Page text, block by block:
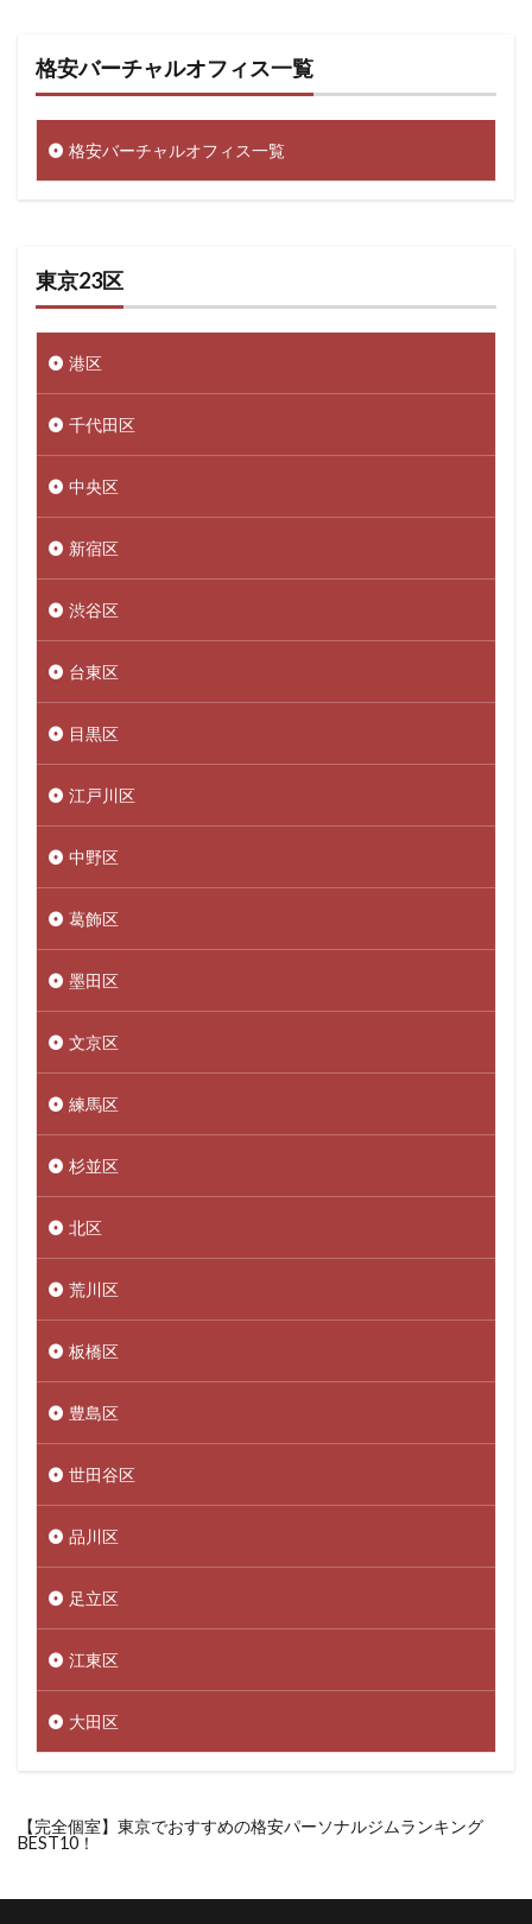
格安バーチャルオフィス一覧
格安バーチャルオフィス一覧
東京23区
港区
千代田区
中央区
新宿区
渋谷区
台東区
目黒区
江戸川区
中野区
葛飾区
墨田区
文京区
練馬区
杉並区
北区
荒川区
板橋区
豊島区
世田谷区
品川区
足立区
江東区
大田区
【完全個室】東京でおすすめの格安パーソナルジムランキング
BEST10！